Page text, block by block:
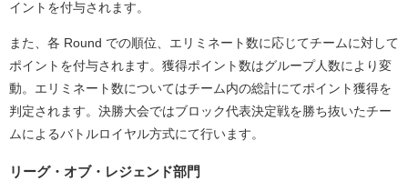
イントを付与されます。
また、各 Round での順位、エリミネート数に応じてチームに対して
ポイントを付与されます。獲得ポイント数はグループ⼈数により変
動。エリミネート数についてはチーム内の総計にてポイント獲得を
判定されます。決勝⼤会ではブロック代表決定戦を勝ち抜いたチー
ムによるバトルロイヤル⽅式にて⾏います。
リーグ・オブ・レジェンド部門